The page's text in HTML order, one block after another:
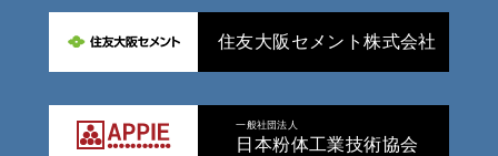
住友大阪セメント株式会社
一般社団法人
日本粉体工業技術協会